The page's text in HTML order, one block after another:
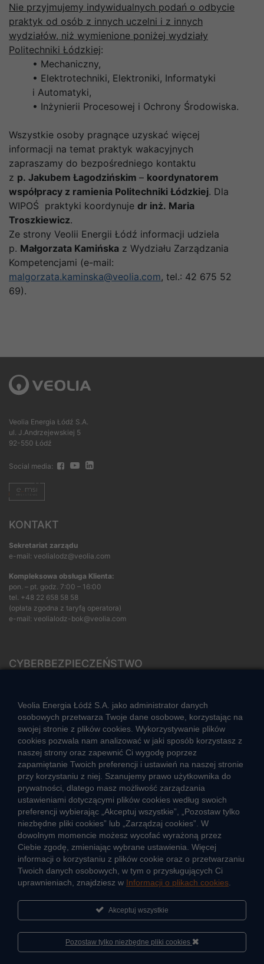
Nie przyjmujemy indywidualnych podań o odbycie
praktyk od osób z innych uczelni i z innych
wydziałów, niż wymienione poniżej wydziały
Politechniki Łódzkiej:
• Mechaniczny,
• Elektrotechniki, Elektroniki, Informatyki
i Automatyki,
• Inżynierii Procesowej i Ochrony Środowiska.
Wszystkie osoby pragnące uzyskać więcej
informacji na temat praktyk wakacyjnych
zapraszamy do bezpośredniego kontaktu
z p. Jakubem Łagodzińskim – koordynatorem
współpracy z ramienia Politechniki Łódzkiej. Dla
WIPOŚ praktyki koordynuje dr inż. Maria
Troszkiewicz.
Ze strony Veolii Energii Łódź informacji udziela
p. Małgorzata Kamińska z Wydziału Zarządzania
Kompetencjami (e-mail:
malgorzata.kaminska@veolia.com, tel.: 42 675 52
69).
Veolia Energia Łódź S.A.
ul. J.Andrzejewskiej 5
92-550 Łódź
Social media:
KONTAKT
Sekretariat zarządu
e-mail: veolialodz@veolia.com
Kompleksowa obsługa Klienta:
pon. – pt. godz. 7:00 – 16:00
tel. +48 22 658 58 58
(opłata zgodna z taryfą operatora)
e-mail: veolialodz-bok@veolia.com
CYBERBEZPIECZEŃSTWO
CIEPŁO SYSTEMOWE
Zalety ciepła systemowego
Ciepło przez cały rok
Usługi okołociepłownicze
Informacje ciepła systemowego
JAK POWSTAJE CIEPŁO
ŹRÓDŁA CIEPŁA
Mapa sieci ciepłowniczej
KIERUNKI ROZWOJU SIECI CIEPŁOWNICZEJ
CO TO JEST KOGENERACJA
Veolia Energia Łódź S.A. jako administrator danych
osobowych przetwarza Twoje dane osobowe, korzystając na
swojej stronie z plików cookies. Wykorzystywanie plików
cookies pozwala nam analizować w jaki sposób korzystasz z
naszej strony oraz zapewnić Ci wygodę poprzez
zapamiętanie Twoich preferencji i ustawień na naszej stronie
przy korzystaniu z niej. Szanujemy prawo użytkownika do
prywatności, dlatego masz możliwość zarządzania
ustawieniami dotyczącymi plików cookies według swoich
preferencji wybierając „Akceptuj wszystkie”, „Pozostaw tylko
niezbędne pliki cookies” lub „Zarządzaj cookies”. W
dowolnym momencie możesz wycofać wyrażoną przez
Ciebie zgodę, zmieniając wybrane ustawienia. Więcej
informacji o korzystaniu z plików cookie oraz o przetwarzaniu
Twoich danych osobowych, w tym o przysługujących Ci
uprawnieniach, znajdziesz w Informacji o plikach cookies
Akceptuj wszystkie
Pozostaw tylko niezbędne pliki cookies